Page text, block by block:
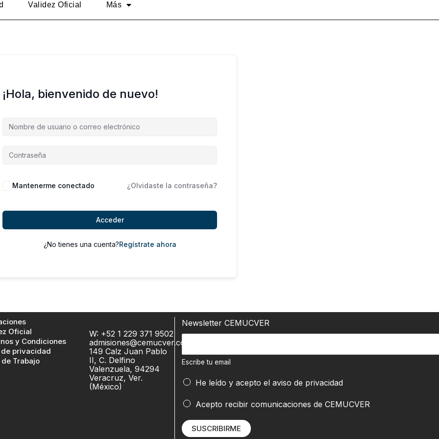
Validez Oficial Más
¡Hola, bienvenido de nuevo!
Alternative:
Mantenerme conectado ¿Olvidaste la contraseña?
Acceder
¿No tienes una cuenta?Regístrate ahora
Oficial
y Condiciones
de privacidad
de Trabajo
W: +52 1 229 371 9502
admisiones@cemucver.com
149 Calz Juan Pablo
II, C. Delfino
Valenzuela, 94294
Veracruz, Ver.
(México)
Newsletter CEMUCVER
e
a
l
c
i
b
e
t
u
Escribe tu email
He leído y acepto elaviso de privacidad
Acepto recibir comunicaciones de CEMUCVER
SUSCRIBIRME